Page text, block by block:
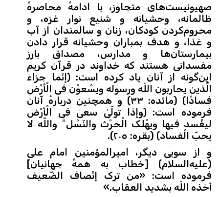
صهیونیست‌های متجاوز، با ادامهٔ محاصرهٔ
ظالمانه، وحشیانه و شنیع نوار غزه، و
محروم‌کردن کودکان، زنان و سالمندان از آب
و غذا، و هدف بمباران وحشیانه قرار دادن
بیمارستان‌ها و مدارس، مصداق بارز
مفسدانی هستند که خداوند در قرآن کریم
این‌گونه از آنان یاد کرده است: ﴿إنّما جزاء
الّذین یحاربون اللّه ورسوله ویسْعوْن فی الْأرْض
فسادًا﴾ (مائده: ٣٣) و همچنین دربارهٔ آنان
فرموده است: ﴿وإذا تولّیٰ سعیٰ فی الْأرْض
لیفْسد فیها ویهْلک الْحرْث والنّسْل ۗ واللّه لا
یحبّ الْفساد﴾ (بقره: ٢٠٥).
و از سویی دیگر، امیرالمؤمنین امام علی
(علیه‌السلام) [خطاب به همهٔ جهانیان]
فرموده است: «من ترک إنْصاف الضّعیف
أخذه اللّه بشدید العقاب.»